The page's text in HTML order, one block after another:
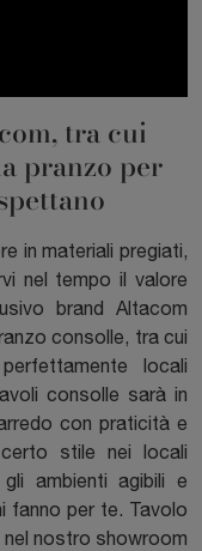
tra cui
pranzo per
in materiali pregiati,
nel tempo il valore
brand Altacom
consolle, tra cui
locali
consolle sarà in
con praticità e
stile nei locali
ambienti agibili e
fanno per te. Tavolo
nel nostro showroom